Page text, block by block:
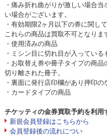
・痛み折れ曲がりが激しい場合
い場合がございます。
・有効期限2ヶ月以下の券に関し
これらの商品は買取不可となりま
・使用済みの商品
・ミシン目に切れ目が入っている
・お取替え券や冊子タイプの商
切り離された冊子。
・裏面に発行店印欄があり押印の
・カードタイプの商品
チケッティの金券買取予約を利用
新規会員登録はこちらから
会員登録後の流れについ